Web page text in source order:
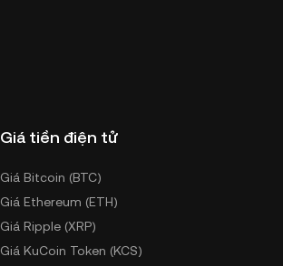
Giá tiền điện tử
Giá Bitcoin (BTC)
Giá Ethereum (ETH)
Giá Ripple (XRP)
Giá KuCoin Token (KCS)